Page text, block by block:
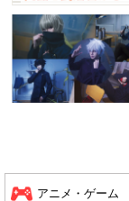
アニメ・ゲーム